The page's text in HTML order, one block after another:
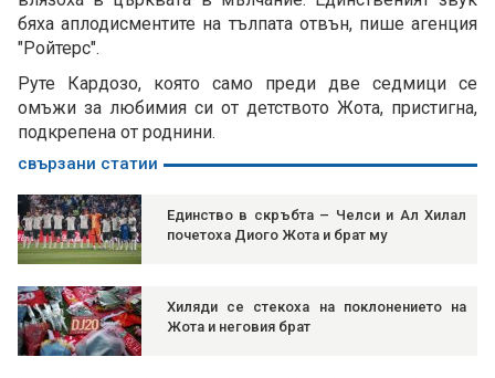
бяха аплодисментите на тълпата отвън, пише агенция
"Ройтерс".
Руте Кардозо, която само преди две седмици се
омъжи за любимия си от детството Жота, пристигна,
подкрепена от роднини.
свързани статии
Единство в скръбта – Челси и Ал Хилал
почетоха Диого Жота и брат му
Хиляди се стекоха на поклонението на
Жота и неговия брат